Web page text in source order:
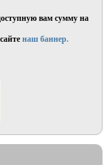
вам сумму на
наш баннер.